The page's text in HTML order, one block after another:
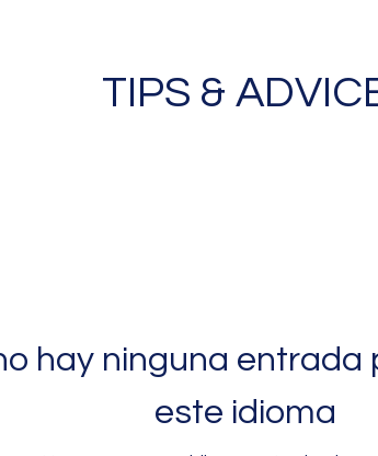
TIPS &
hay ninguna entrada
este idioma